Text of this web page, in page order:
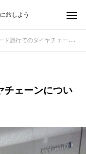
旅しよう
でのタイヤチェーンについてのまとめ
チェーンについ